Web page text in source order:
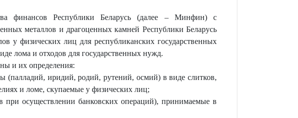
финансов Республики Беларусь (далее – Минфин) с
металлов и драгоценных камней Республики Беларусь
у физических лиц для республиканских государственных
лома и отходов для государственных нужд.
и их определения:
(палладий, иридий, родий, рутений, осмий) в виде слитков,
и ломе, скупаемые у физических лиц;
при осуществлении банковских операций), принимаемые в